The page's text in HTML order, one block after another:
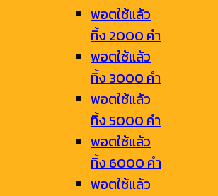
พอตใช้แล้ว
ทิ้ง 2000 คำ
พอตใช้แล้ว
ทิ้ง 3000 คำ
พอตใช้แล้ว
ทิ้ง 5000 คำ
พอตใช้แล้ว
ทิ้ง 6000 คำ
พอตใช้แล้ว